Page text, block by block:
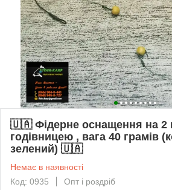
🇺🇦 Фідерне оснащення на 2
годівницею , вага 40 грамів
зелений) 🇺🇦
Немає в наявності
Код: 0935
Опт і роздріб